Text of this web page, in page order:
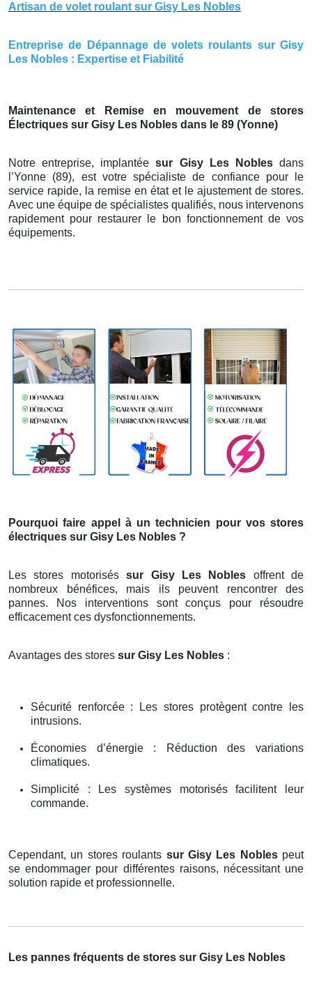
Artisan de volet roulant sur Gisy Les Nobles
Entreprise de Dépannage de volets roulants sur Gisy
Les Nobles : Expertise et Fiabilité
Maintenance et Remise en mouvement de stores
Électriques sur Gisy Les Nobles dans le 89 (Yonne)
Notre entreprise, implantéesur Gisy Les Noblesdans
l’Yonne (89), est votre spécialiste de confiance pour le
service rapide, la remise en état et le ajustement de stores.
Avec une équipe de spécialistes qualifiés, nous intervenons
rapidement pour restaurer le bon fonctionnement de vos
équipements.
Pourquoi faire appel à un technicien pour vos stores
électriques sur Gisy Les Nobles ?
Les stores motoriséssur Gisy Les Nobles offrent de
nombreux bénéfices, mais ils peuvent rencontrer des
pannes. Nos interventions sont conçus pour résoudre
efficacement ces dysfonctionnements.
Avantages des stores sur Gisy Les Nobles :
Sécurité renforcée : Les stores protègent contre les
intrusions.
Économies d’énergie : Réduction des variations
climatiques.
Simplicité : Les systèmes motorisés facilitent leur
commande.
Cependant, un stores roulants sur Gisy Les Nobles peut
se endommager pour différentes raisons, nécessitant une
solution rapide et professionnelle.
Les pannes fréquents de stores sur Gisy Les Nobles